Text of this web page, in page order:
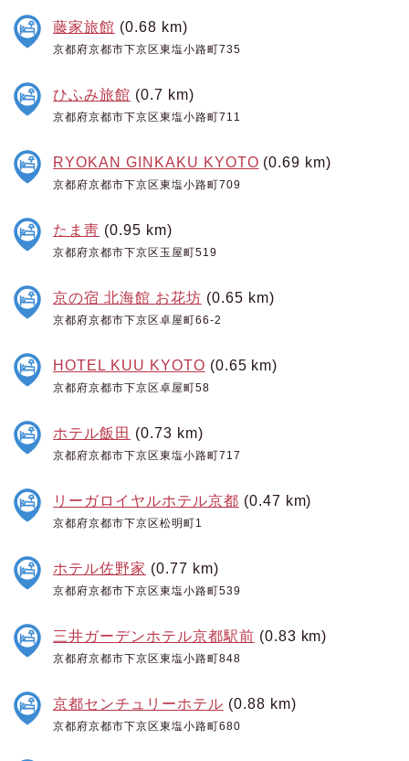
藤家旅館 (0.68 km)
京都府京都市下京区東塩小路町735
ひふみ旅館 (0.7 km)
京都府京都市下京区東塩小路町711
RYOKAN GINKAKU KYOTO (0.69 km)
京都府京都市下京区東塩小路町709
たま靑 (0.95 km)
京都府京都市下京区玉屋町519
京の宿 北海館 お花坊 (0.65 km)
京都府京都市下京区卓屋町66-2
HOTEL KUU KYOTO (0.65 km)
京都府京都市下京区卓屋町58
ホテル飯田 (0.73 km)
京都府京都市下京区東塩小路町717
リーガロイヤルホテル京都 (0.47 km)
京都府京都市下京区松明町1
ホテル佐野家 (0.77 km)
京都府京都市下京区東塩小路町539
三井ガーデンホテル京都駅前 (0.83 km)
京都府京都市下京区東塩小路町848
京都センチュリーホテル (0.88 km)
京都府京都市下京区東塩小路町680